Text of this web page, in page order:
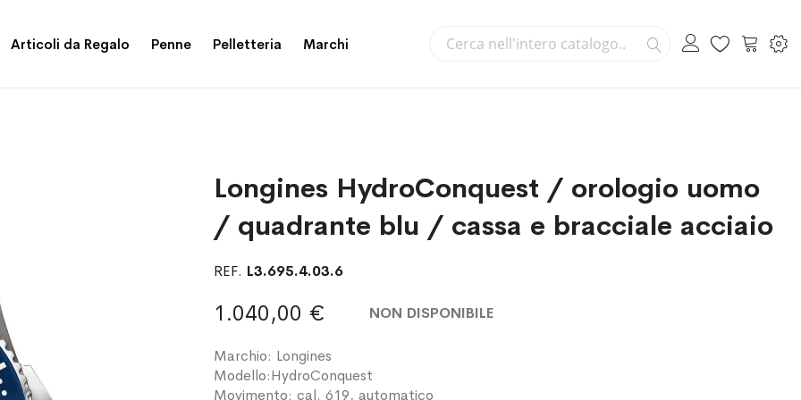
Articoli da Regalo Penne Pelletteria Marchi Cerca
Carrello
Longines HydroConquest / orologio uomo
/ quadrante blu / cassa e bracciale acciaio
REF. L3.695.4.03.6
1.040,00 € NON DISPONIBILE
Marchio: Longines
Modello:HydroConquest
Movimento: cal. 619, automatico